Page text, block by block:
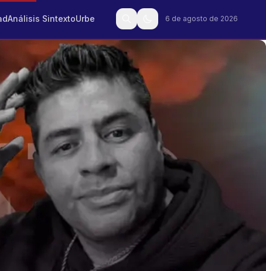
Análisis SintextoUrbe 6 de agosto de 2026